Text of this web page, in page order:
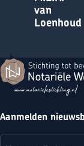
van
Loenhoud
Terug naar de
Aanmelden
E-mailadres